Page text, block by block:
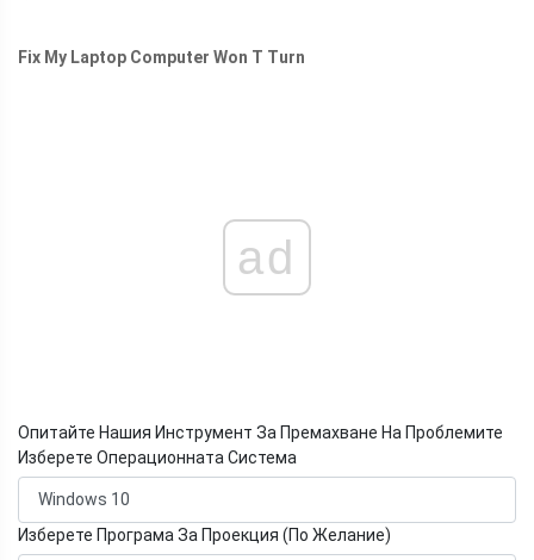
Fix My Laptop Computer Won T Turn
ad
Опитайте Нашия Инструмент За Премахване На Проблемите
Изберете Операционната Система
Изберете Програма За Проекция (По Желание)